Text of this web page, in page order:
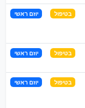
בטיפול יוזם ראשי
בטיפול יוזם ראשי
בטיפול יוזם ראשי